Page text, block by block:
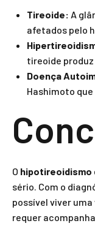
Tireoide: A
afetados pelo
tireoide
Doença
Hashimoto
O hipotireoidismo
sério. Com o
possível viver
requer